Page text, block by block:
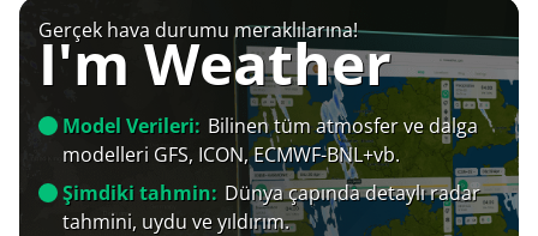
Gerçek hava durumu meraklılarına!
I'm Weather
Model Verileri: Bilinen tüm atmosfer ve dalga
modelleri GFS, ICON, ECMWF-BNL+vb.
Şimdiki tahmin: Dünya çapında detaylı radar
tahmini, uydu ve yıldırım.